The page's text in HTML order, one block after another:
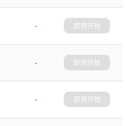
-
即将开始
-
即将开始
-
即将开始